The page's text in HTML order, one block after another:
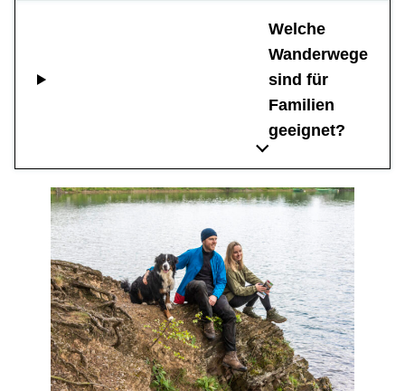
Welche
Wanderwege
sind für
Familien
geeignet?